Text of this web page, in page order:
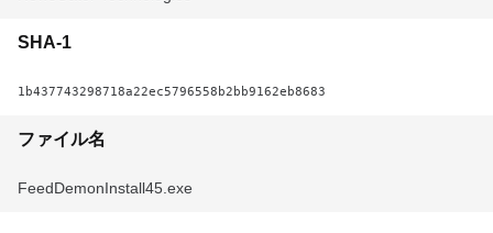
SHA-1
1b437743298718a22ec5796558b2bb9162eb8683
ファイル名
FeedDemonInstall45.exe